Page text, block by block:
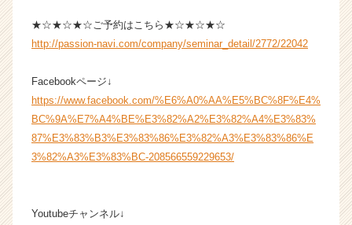
★☆★☆★☆ご予約はこちら★☆★☆★☆
http://passion-navi.com/company/seminar_detail/2772/22042
Facebookページ↓
https://www.facebook.com/%E6%A0%AA%E5%BC%8F%E4%
BC%9A%E7%A4%BE%E3%82%A2%E3%82%A4%E3%83%
87%E3%83%B3%E3%83%86%E3%82%A3%E3%83%86%E
3%82%A3%E3%83%BC-208566559229653/
Youtubeチャンネル↓